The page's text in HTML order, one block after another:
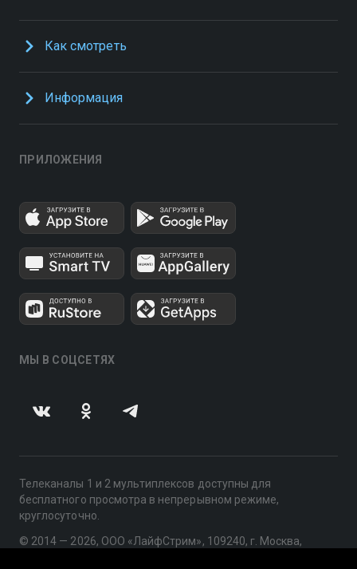
Как смотреть
Информация
ПРИЛОЖЕНИЯ
МЫ В СОЦСЕТЯХ
Телеканалы 1 и 2 мультиплексов доступны для
бесплатного просмотра в непрерывном режиме,
круглосуточно.
© 2014 — 2026, ООО «ЛайфСтрим», 109240, г. Москва,